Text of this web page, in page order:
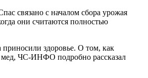
связано с началом сбора урожая
они считаются полностью
здоровье. О том, как
ЧС-ИНФО подробно рассказал